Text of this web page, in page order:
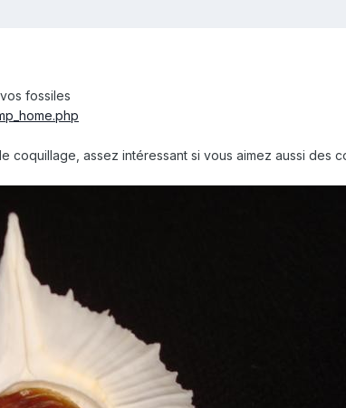
fossiles
coquillage, assez intéressant si vous aimez aussi des